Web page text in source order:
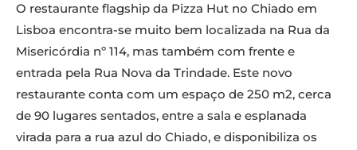
O restaurante flagship da Pizza Hut no Chiado em
Lisboa encontra-se muito bem localizada na Rua da
Misericórdia nº 114, mas também com frente e
entrada pela Rua Nova da Trindade. Este novo
restaurante conta com um espaço de 250 m2, cerca
de 90 lugares sentados, entre a sala e esplanada
virada para a rua azul do Chiado, e disponibiliza os